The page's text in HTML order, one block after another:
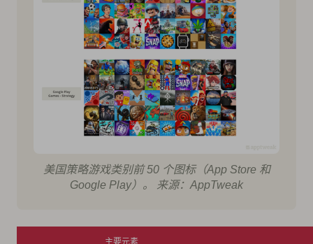
美国策略游戏类别前 50 个图标（App Store 和
Google Play）。 来源：AppTweak
主要元素